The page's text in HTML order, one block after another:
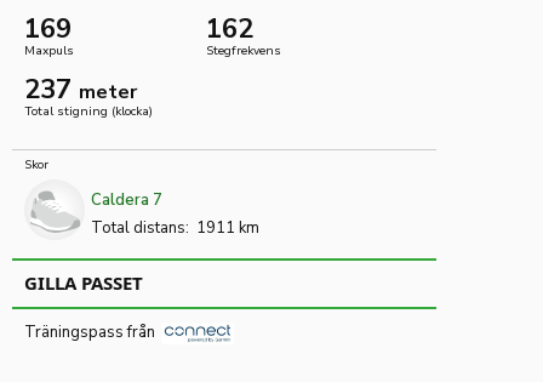
169
Maxpuls
162
Stegfrekvens
237 meter
Total stigning (klocka)
Skor
Caldera 7
Total distans: 1911 km
GILLA PASSET
Träningspass från